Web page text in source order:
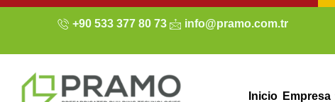
+90 533 377 80 73 info@pramo.com.tr
Inicio Empresa